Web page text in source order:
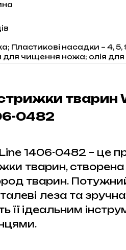
Пластикові насадки – 4, 5,
для чищення ножа; олія
тварин
0482
1406-0482 – це
тварин,
тварин.
леза та
її ідеальним